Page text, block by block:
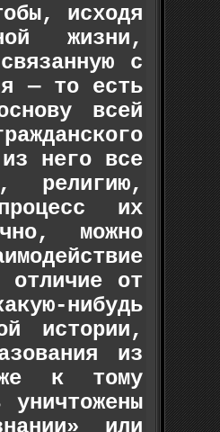
исходя
жизни,
с
— то есть
всей
него все
религию,
их
можно
отличие от
нибудь
истории,
из
к тому
или